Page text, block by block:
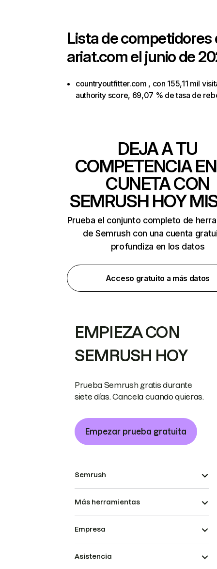
Lista de competidores
ariat.comel junio de
countryoutfitter.com , con 155,11 mil
authority score, 69,07 % de tasa de
DEJA A TU
COMPETENCIA
CUNETA CON
SEMRUSH HOY
Prueba el conjunto completo de
de Semrush con una cuenta
profundiza en los datos
Acceso gratuito a más datos
EMPIEZA CON
SEMRUSH HOY
Prueba Semrush gratis durante
siete días. Cancela cuando quieras.
Empezar prueba gratuita
Semrush
Más herramientas
Empresa
Asistencia